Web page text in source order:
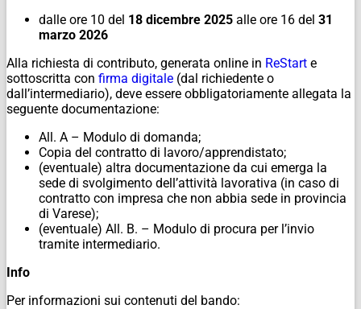
dalle ore 10 del 18 dicembre 2025 alle ore 16 del 31
marzo 2026
Alla richiesta di contributo, generata online in ReStart e
sottoscritta con firma digitale (dal richiedente o
dall’intermediario), deve essere obbligatoriamente allegata la
seguente documentazione:
All. A – Modulo di domanda;
Copia del contratto di lavoro/apprendistato;
(eventuale) altra documentazione da cui emerga la
sede di svolgimento dell’attività lavorativa (in caso di
contratto con impresa che non abbia sede in provincia
di Varese);
(eventuale) All. B. – Modulo di procura per l’invio
tramite intermediario.
Info
Per informazioni sui contenuti del bando: